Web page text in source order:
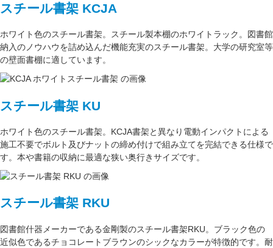
スチール書架 KCJA
ホワイト色のスチール書架。スチール製本棚のホワイトラック 。図書館
納入のノウハウを詰め込んだ機能充実のスチール書架。 大学の研究室等
の壁面書棚に適しています。
スチール書架 KU
ホワイト色のスチール書架。KCJA書架と異なり電動インパクトによる
施工不要でボルト及びナットの締め付けで組み立てを完結できる仕様で
す。本や書籍の収納に最適な狭い奥行きサイズです。
スチール書架 RKU
図書館什器メーカーである金剛製のスチール書架RKU。ブラック色の
近似色であるチョコレートブラウンのシックなカラーが特徴的です。耐